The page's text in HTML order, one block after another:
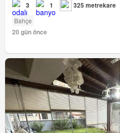
3 1 325 metrekare
Bahçe
20 gün önce